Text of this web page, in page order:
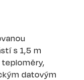
s 1,5 m
datovým